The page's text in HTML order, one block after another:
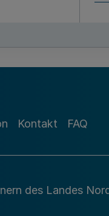
Kontakt FAQ
des Landes